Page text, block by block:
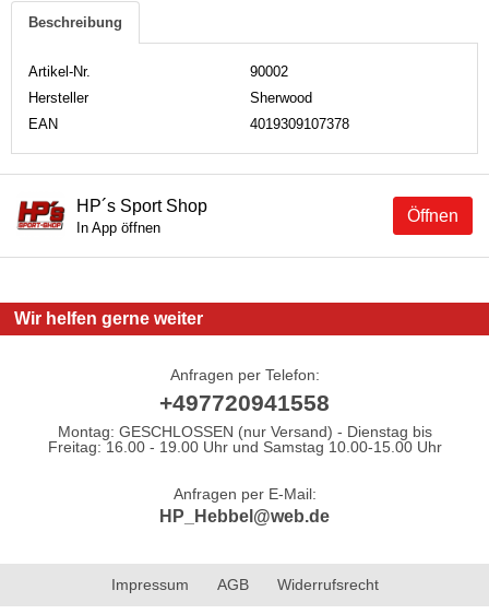
Beschreibung
Artikel-Nr.
90002
Hersteller
Sherwood
EAN
4019309107378
Öffnen
HP´s Sport Shop
In App öffnen
Wir helfen gerne weiter
Anfragen per Telefon:
+497720941558
Montag: GESCHLOSSEN (nur Versand) - Dienstag bis
Freitag: 16.00 - 19.00 Uhr und Samstag 10.00-15.00 Uhr
Anfragen per E-Mail:
HP_Hebbel@web.de
Impressum AGB Widerrufsrecht